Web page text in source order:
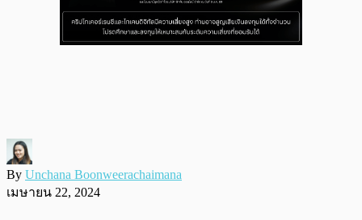
By Unchana Boonweerachaimana
เมษายน 22, 2024